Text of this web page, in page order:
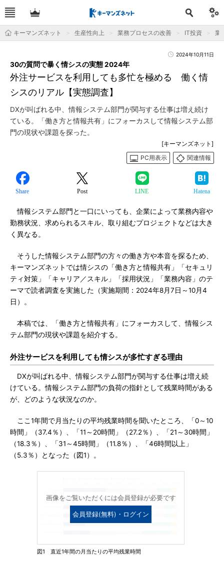
キーマンズネット 生産性向上 業務プロセスの改善 IT投資 業
2024年10月11日
外注サービスを利用しても多忙を極める 働く情
シスのリアル【実態調査】
30の質問で暴く情シスの実態 2024年
DXが叫ばれる中、情報システム部門が関与する仕事は増え続け
ている。「働き方と情報共有」にフォーカスして情報システム部
門の現状や課題を探った。
[キーマンズネット]
PC用表示
関連情報
Share Post LINE Hatena
情報システム部門と一口にいっても、企業によって業務内容や
勤務状況、求められるスキル、取り組むプロジェクトなどは大き
く異なる。
そうした情報システム部門の方々の働き方や本音を探るため、
キーマンズネットでは情シスの「働き方と情報共有」「セキュリ
ティ対策」「キャリア／スキル」「採用状況」「業務内容」のテ
ーマで読者調査を実施した（実施期間：2024年8月7日～10月4
日）。
本稿では、「働き方と情報共有」にフォーカスして、情報シス
テム部門の現状や課題を紹介する。
外注サービスを利用しても情シスが多忙すぎる理由
DXが叫ばれる中、情報システム部門が関与する仕事は増え続
けている。情報システム部門の負荷の指針として残業時間がある
が、どのような状況なのか。
ここ1年間で月当たりの平均残業時間を聞いたところ、「0～10
時間」（37.4％）、「11～20時間」（27.2％）、「21～30時間」
（18.3％）、「31～45時間」（11.8％）、「46時間以上」
（5.3％）となった（図1）。
画像をご覧いただくには会員登録が必要です
会員登録(無料)・ログイン
図1 直近1年間の月当たりの平均残業時間